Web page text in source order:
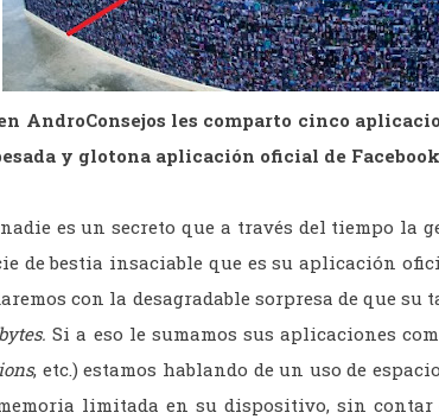
AndroConsejos les comparto cinco
y glotona aplicación oficial de
es un secreto que a través del tiempo la
de bestia insaciable que es su aplicación
con la desagradable sorpresa de que
Si a eso le sumamos sus aplicaciones
, etc.) estamos hablando de un uso de
limitada en su dispositivo, sin contar